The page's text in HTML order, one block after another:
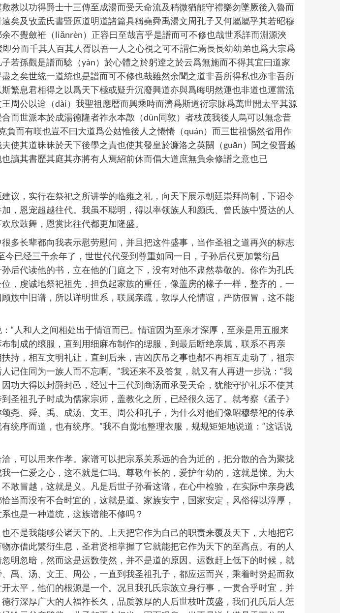
教以功得爵士十三傳至成湯而受天命流及稍微猶能守禮樂勿墜厥後入魯而
矣及攷孟氏書暨原道明道諸篇具稱堯舜禹湯文周孔子又何屬屬乎其若昭穆
不覺斂袵（liǎnrèn）正容曰至哉言乎是譜而可不修也哉世系詳而淵源浹
即分而千其人百其人胥以吾一人之心視之可不謂仁焉長長幼幼弟也爲大宗爲
若孫觀是譜而騐（yàn）於心體之於躬逹之於云爲無施而不得其宜曰道家
之矣世統一道統也是譜而可不修也哉雖然余聞之道非吾所得私也亦非吾所
繁息君相得之以爲天下極或疑升沉廢興道亦與爲晦明然運也非道也運當流
周公以迨（dài）我聖祖應暦而興乘時而濟爲斯道衍宗脉爲萬世開太平其源
而世派本於成湯德隆者祚永本㪟（dūn同敦）者枝茂我後人烏可以無念昔
負而有嘆也豈不曰大道爲公姑惟後人之惓惓（quán）而三世祖惕然省用作
使其道昧昧於天下後學之責也使其發皇於濂洛之英關（guān）閩之俊晋越
讀其書歷其庭其亦將有人焉紹前休而倡大道庶無負余修譜之意也已
议，实行在祭祀之所讲学的临雍之礼，向天下展示朝廷崇拜尚制，下诏令
，恩宠超越往代。我虽不聪明，得以率领族人和颜氏、曾氏族中贤达的人
欣鼓舞，恩赏比往代都更加隆盛。
多长辈都向我表示慰劳慰问，并且把这件盛事，当作圣祖之道再兴的标志
今已经三千余年了，世世代代受到尊重如同一日，子孙后代更加繁衍昌
后代读他的书，立在他的门庭之下，没有对他不肃然恭敬的。你作为孔氏
，虔诚地祭祀祖先，担负起家族的重任，像盖房的椽子一样，整齐的，一
族中旧谱，所以详明世系，联属亲疏，敦厚人伦情谊，严防假冒，这不能
“人和人之间相处出于情谊而已。情谊因为至亲才深厚，至亲是用五服来
制成的缞服，直到用细麻布制作的缌服，到最后断绝亲属，联系不再亲
持，相互文明礼让，直到后来，吉凶庆吊之事也都不再相互走动了，祖宗
记住同为一族人而不忘啊。”我还来不及答复，就又有人再进一步说：“我
功大得以封爵封邑，经过十三代到商汤而承受天命，犹能守护礼乐不使其
圣祖孔子时成为儒家宗师，盖教化之所，已经很久远了。就考察《孟子》
尧、舜、禹、成汤、文王、周公和孔子，为什么对他们像昭穆祭祀的传承
统序而道，也有统序。”我不自觉地整理衣服，规规矩矩地说道：“这话说
，可以用来作孝。家谱可以把宗系关系远的合为近的，把分散的合为聚拢
一仁爱之心，这不就是仁吗。尊敬年长的，爱护年幼的，这就是悌。为大
敢冒越，这就是义。凡是后世子孙看这谱，在心中检验，在实际中亲身践
当而没有不合时宜的，这就是道。家族安宁，国家安定，风俗得以淳厚，
也是一种道统，这族谱能不修吗？
不是我能够公诸天下的。上天把它作为自己的职责来覆及天下，大地把它
亦借此繁衍生息，圣君贤相掌握了它就能把它作为天下的至高点。有的人
明忽暗，然而这是运数使然，并不是道的原因。运数赶上低下的时候，就
禹、汤、文王、周公，一直到我圣祖孔子，都应运而兴，乘着时势起而救
太平，他们的根源是一个。况且我孔氏宗族立身行事，一贯合乎时宜，并
行深厚广大的人福祚长久，品质敦厚的人后世枝叶茂盛，我们孔氏后人怎